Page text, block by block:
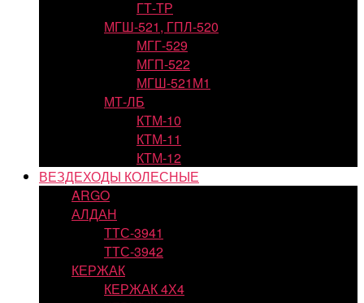
ГТ-ТР
МГШ-521, ГПЛ-520
МГГ-529
МГП-522
МГШ-521М1
МТ-ЛБ
КТМ-10
КТМ-11
КТМ-12
ВЕЗДЕХОДЫ КОЛЕСНЫЕ
ARGO
АЛДАН
ТТС-3941
ТТС-3942
КЕРЖАК
КЕРЖАК 4Х4